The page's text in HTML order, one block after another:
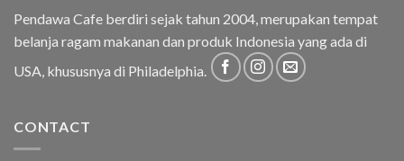
Pendawa Cafe berdiri sejak tahun 2004, merupakan tempat
belanja ragam makanan dan produk Indonesia yang ada di
USA, khususnya di Philadelphia.
CONTACT